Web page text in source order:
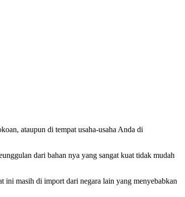
ataupun di tempat usaha-usaha Anda di
dari bahan nya yang sangat kuat tidak mudah
ini masih di import dari negara lain yang menyebabkan